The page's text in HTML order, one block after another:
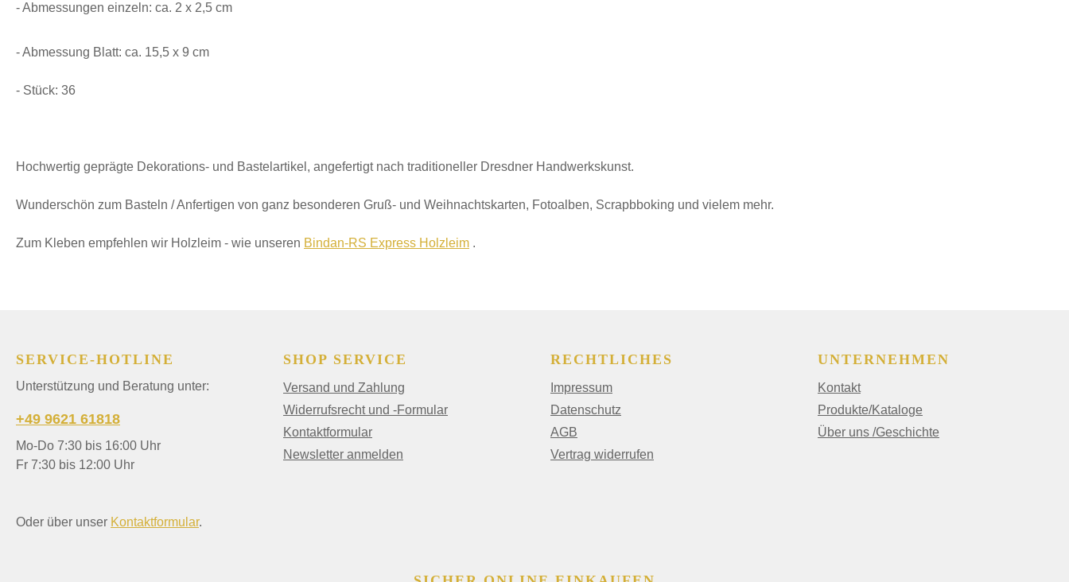
- Abmessungen einzeln: ca. 2 x 2,5 cm
- Abmessung Blatt: ca. 15,5 x 9 cm
- Stück: 36
Hochwertig geprägte Dekorations- und Bastelartikel, angefertigt nach traditioneller Dresdner Handwerkskunst.
Wunderschön zum Basteln / Anfertigen von ganz besonderen Gruß- und Weihnachtskarten, Fotoalben, Scrapbboking und vielem mehr.
Zum Kleben empfehlen wir Holzleim - wie unseren Bindan-RS Express Holzleim .
SERVICE-HOTLINE
Unterstützung und Beratung unter:
+49 9621 61818
Mo-Do 7:30 bis 16:00 Uhr
Fr 7:30 bis 12:00 Uhr
Oder über unser Kontaktformular.
SHOP SERVICE
Versand und Zahlung
Widerrufsrecht und -Formular
Kontaktformular
Newsletter anmelden
RECHTLICHES
Impressum
Datenschutz
AGB
Vertrag widerrufen
UNTERNEHMEN
Kontakt
Produkte/Kataloge
Über uns /Geschichte